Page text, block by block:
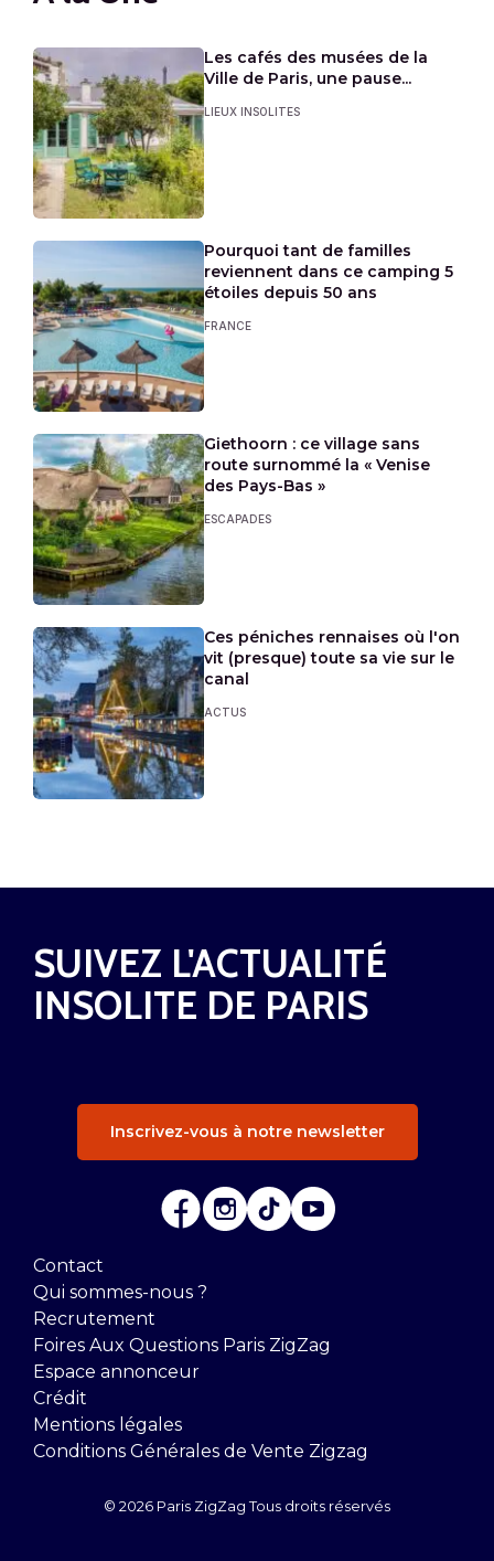
Les cafés des musées de la
Ville de Paris, une pause...
LIEUX INSOLITES
Pourquoi tant de familles
reviennent dans ce camping 5
étoiles depuis 50 ans
FRANCE
Giethoorn : ce village sans
route surnommé la « Venise
des Pays-Bas »
ESCAPADES
Ces péniches rennaises où l'on
vit (presque) toute sa vie sur le
canal
ACTUS
SUIVEZ L'ACTUALITÉ
INSOLITE DE PARIS
Inscrivez-vous à notre newsletter
Contact
Qui sommes-nous ?
Recrutement
Foires Aux Questions Paris ZigZag
Espace annonceur
Crédit
Mentions légales
Conditions Générales de Vente Zigzag
© 2026 Paris ZigZag Tous droits réservés